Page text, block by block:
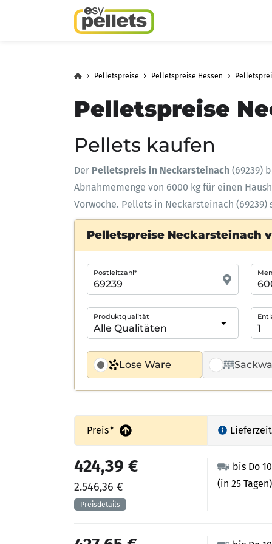
Pelletspreise Pelletspreise Hessen
Pelletspreise
Pellets kaufen
Der Pelletspreis in Neckarsteinach (69239)
Abnahmemenge von 6000 kg für einen
Vorwoche. Pellets in Neckarsteinach
Pelletspreise Neckarsteinach
Lose Ware
Postleitzahl*
Produktqualität
Preis* Lieferzeit
bis Do
(in 25 Tagen)
424,39 €
2.546,36 €